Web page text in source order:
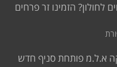
לחולון? הזמינו זר פרחים
א.ל.מ פותחת סניף חדש